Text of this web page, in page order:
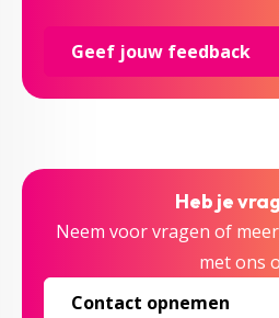
Geef jouw feedback
Heb je
Neem voor vragen of
met ons
Contact opnemen